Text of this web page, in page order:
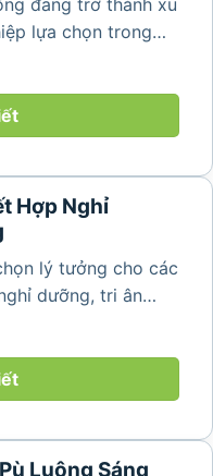
đang trở thành xu
lựa chọn trong
nghỉ dưỡng, hội
giãn...
Hợp Nghỉ
lý tưởng cho các
dưỡng, tri ân
đồng đội trong
Với khung cảnh
Luông Sáng